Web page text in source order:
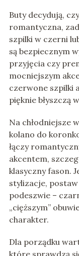
Buty decydują,
romantyczna,
szpilki w czerni
są bezpiecznym
przyjęcia czy
mocniejszym
czerwone szpilki
pięknie błyszczą
Na chłodniejsze
kolano do
łączy
akcentem,
klasyczny fason.
stylizacje,
podeszwie –
„cięższym”
charakter.
Dla porządku